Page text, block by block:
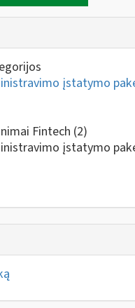
įstatymo
Fintech (2)
įstatymo